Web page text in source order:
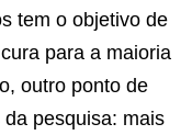
tem o objetivo de
para a maioria
outro ponto de
pesquisa: mais